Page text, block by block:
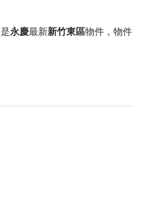
是永慶最新新竹東區物件，物件